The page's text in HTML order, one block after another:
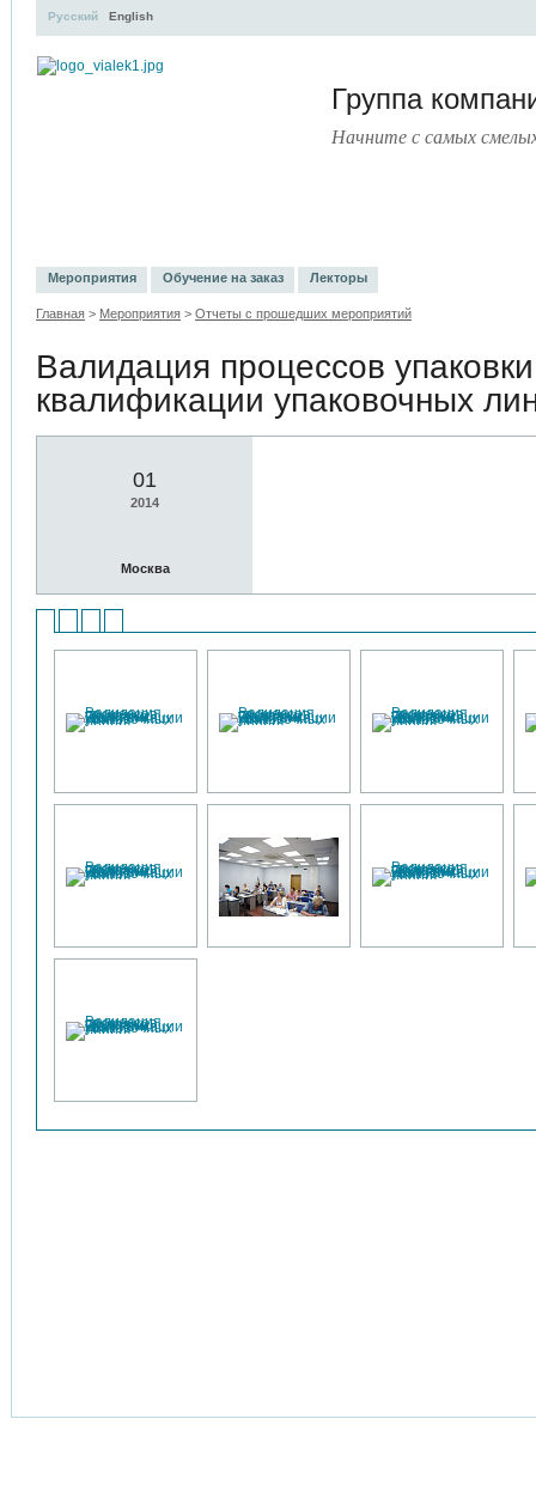
Группа
Начните с самых
Русский English
Мероприятия Обучение на заказ Лекторы
Главная > Мероприятия > Отчеты с прошедших мероприятий
Валидация процессов
квалификации упаковочных
01
2014
Москва